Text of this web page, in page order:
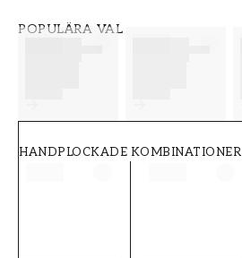
POPULÄRA VAL
HANDPLOCKADE KOMBINATIONER